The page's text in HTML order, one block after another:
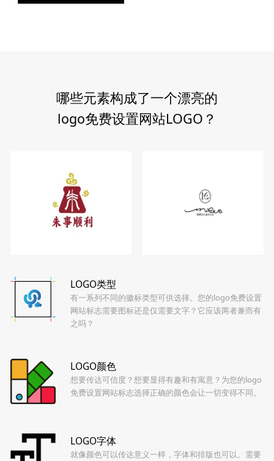
哪些元素构成了一个漂亮的
logo免费设置网站LOGO？
LOGO类型
有一系列不同的徽标类型可供选择。您的logo免费设置
网站标志需要图标还是仅需要文字？它应该两者兼而有
之吗？
LOGO颜色
想要传达可信度？想要显得有趣和有寓意？为您的logo
免费设置网站标志选择正确的颜色会让一切变得不同。
LOGO字体
就像颜色可以传达意义一样，字体和排版也可以。需要